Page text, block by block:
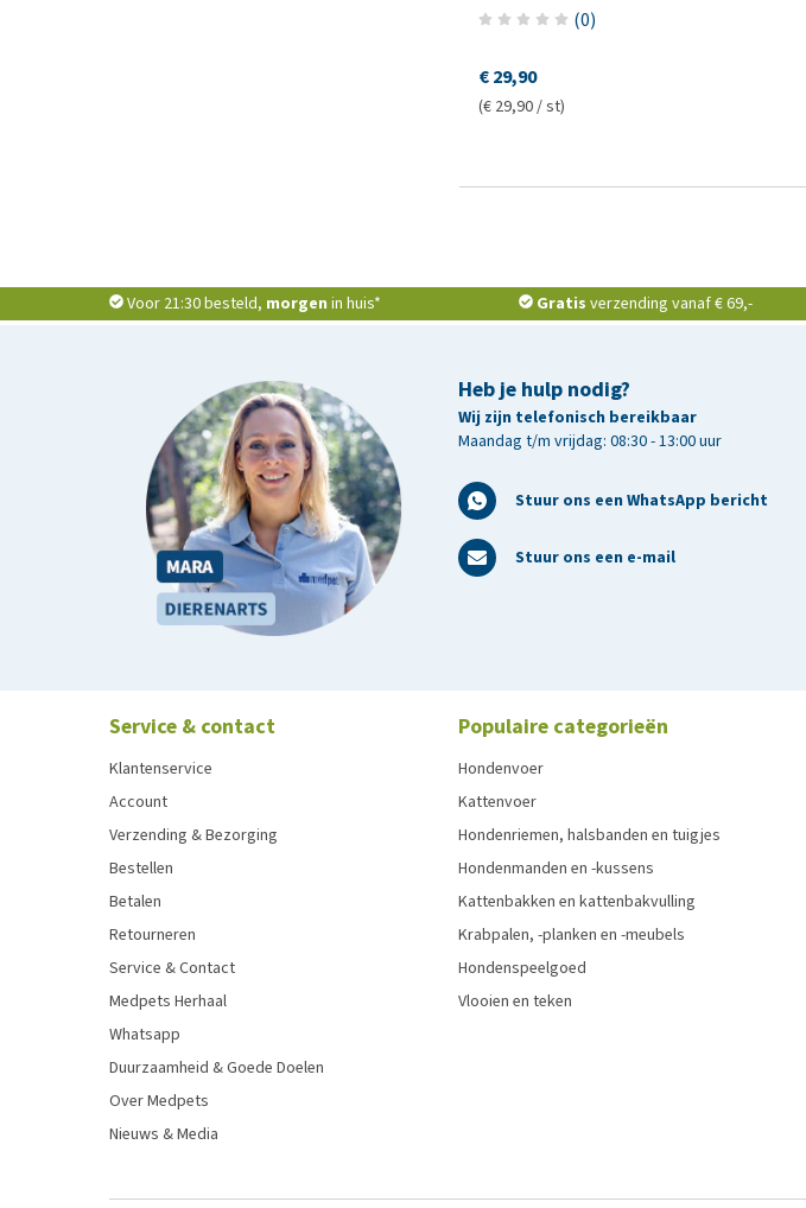
(0)
€ 29,90
(€ 29,90 / st)
Voor 21:30 besteld, morgen in huis* Gratis verzending vanaf € 69,-
Heb je hulp nodig?
Wij zijn telefonisch bereikbaar
Maandag t/m vrijdag: 08:30 - 13:00 uur
Stuur ons een WhatsApp bericht
Stuur ons een e-mail
Service & contact
Klantenservice
Account
Verzending & Bezorging
Bestellen
Betalen
Retourneren
Service & Contact
Medpets Herhaal
Whatsapp
Duurzaamheid & Goede Doelen
Over Medpets
Nieuws & Media
Populaire categorieën
Hondenvoer
Kattenvoer
Hondenriemen, halsbanden en tuigjes
Hondenmanden en -kussens
Kattenbakken en kattenbakvulling
Krabpalen, -planken en -meubels
Hondenspeelgoed
Vlooien en teken